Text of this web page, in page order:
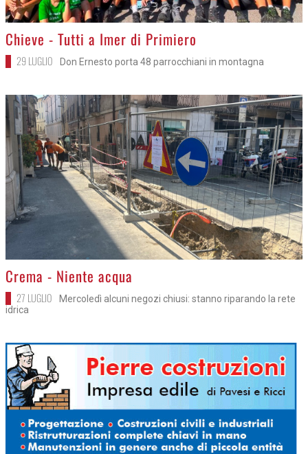
>
Chieve - Tutti a Imer di Primiero
29 LUGLIO Don Ernesto porta 48 parrocchiani in montagna
>
Crema - Niente acqua
27 LUGLIO
Mercoledì alcuni negozi chiusi: stanno riparando la rete
idrica